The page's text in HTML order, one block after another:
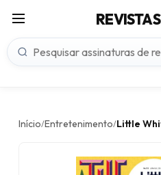
REVISTAS
Início/Entretenimento/Little